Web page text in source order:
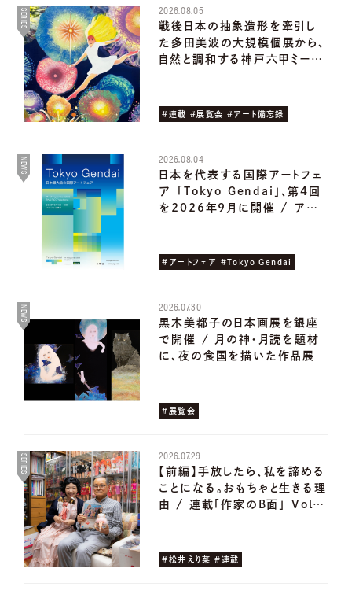
SERIES 2026.08.05
戦後日本の抽象造形を牽引し
た多田美波の大規模個展から、
自然と調和する神戸六甲ミー…
#連載 #展覧会 #アート備忘録
NEWS 2026.08.04
日本を代表する国際アートフェ
ア ｢Tokyo Gendai｣、第4回
を2026年9月に開催 / ア…
#アートフェア #Tokyo Gendai
NEWS 2026.07.30
黒木美都子の日本画展を銀座
で開催 / 月の神・月読を題材
に、夜の食国を描いた作品展
#展覧会
SERIES 2026.07.29
【前編】手放したら、私を諦める
ことになる。おもちゃと生きる理
由 / 連載「作家のB面」 Vol…
#松井えり菜 #連載